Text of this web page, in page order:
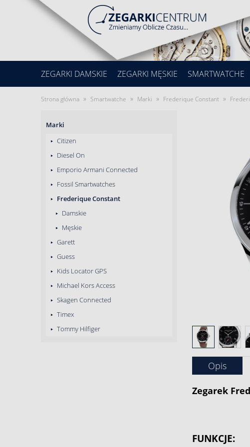
ZEGARKI DAMSKIE ZEGARKI MĘSKIE SMARTWATCHE
Strona główna » Smartwatche » Marki » Frederique Constant »
Marki
Citizen
Diesel On
Emporio Armani Connected
Fossil Smartwatches
Frederique Constant
Damskie
Męskie
Garett
Guess
Kids Locator GPS
Michael Kors Access
Skagen Connected
Timex
Tommy Hilfiger
Opis
Zegarek
FUNKCJE: